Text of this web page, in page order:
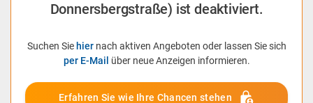
Donnersbergstraße) ist deaktiviert.
Suchen Sie hiernach aktiven Angeboten oder lassen Sie sich
per E-Mail über neue Anzeigen informieren.
Erfahren Sie wie Ihre Chancen stehen